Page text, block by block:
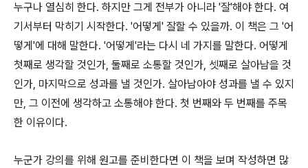
누구나 열심히 한다. 하지만 그게 전부가 아니라 '잘'해야 한다. 여
기서부터 막히기 시작한다. '어떻게' 잘할 수 있을까. 이 책은 그 '어
떻게'에 대해 말한다. '어떻게'라는 다시 네 가지를 말한다. 어떻게
첫째로 생각할 것인가, 둘째로 소통할 것인가, 셋째로 살아남을 것
인가, 마지막으로 성과를 낼 것인가. 살아남아야 성과를 낼 수 있지
만, 그 이전에 생각하고 소통해야 한다. 첫 번째와 두 번째를 주목
한 이유이다.
누군가 강의를 위해 원고를 준비한다면 이 책을 보며 작성하면 많